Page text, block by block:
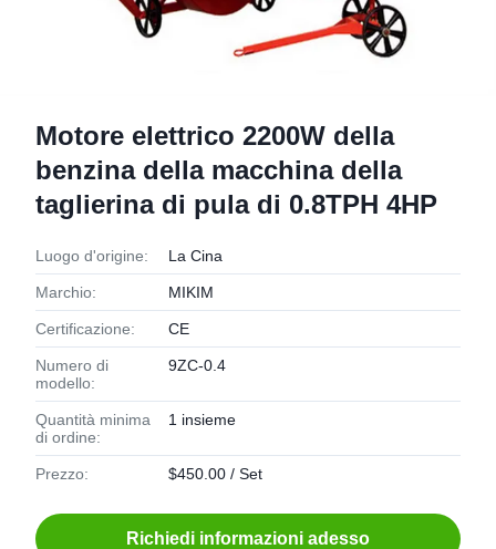
Motore elettrico 2200W della
benzina della macchina della
taglierina di pula di 0.8TPH 4HP
Luogo d'origine: La Cina
Marchio: MIKIM
Certificazione: CE
Numero di
modello:
9ZC-0.4
Quantità minima
di ordine:
1 insieme
Prezzo: $450.00 / Set
Richiedi informazioni adesso